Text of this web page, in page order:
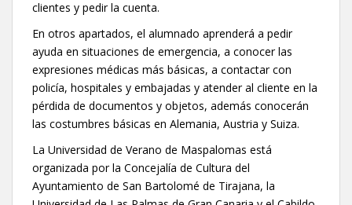
clientes y pedir la cuenta.
En otros apartados, el alumnado aprenderá a pedir
ayuda en situaciones de emergencia, a conocer las
expresiones médicas más básicas, a contactar con
policía, hospitales y embajadas y atender al cliente en la
pérdida de documentos y objetos, además conocerán
las costumbres básicas en Alemania, Austria y Suiza.
La Universidad de Verano de Maspalomas está
organizada por la Concejalía de Cultura del
Ayuntamiento de San Bartolomé de Tirajana, la